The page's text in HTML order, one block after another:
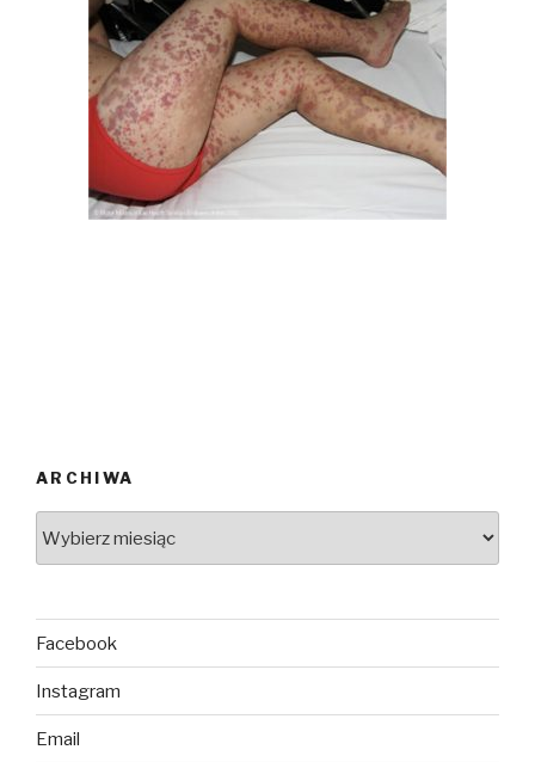
ARCHIWA
Facebook
Instagram
Email